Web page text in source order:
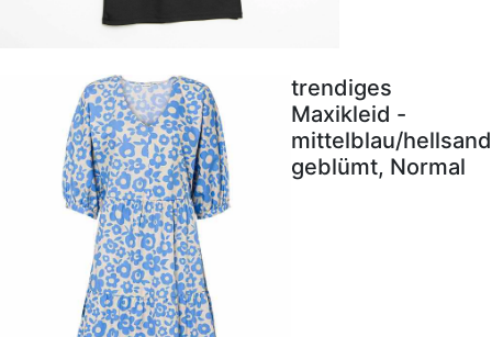
trendiges
Maxikleid -
mittelblau/hellsand
geblümt, Normal